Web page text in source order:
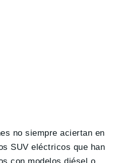
no siempre aciertan en
SUV eléctricos que han